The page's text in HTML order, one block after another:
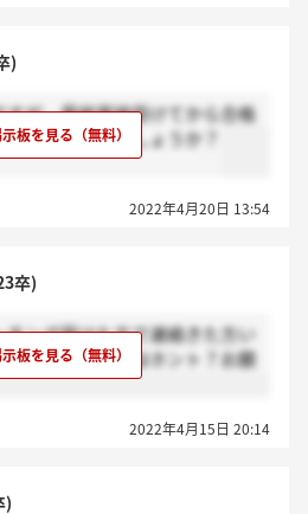
)
が、最終面接受けてから合格
らいでしたでしょうか？
2022年4月20日 13:54
卒)
ング受けた方で連絡きた方い
来ていない方はホント？お願
2022年4月15日 20:14
)